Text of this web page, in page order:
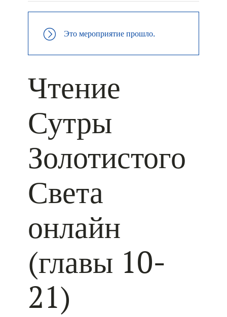
Это мероприятие прошло.
Чтение
Сутры
Золотистого
Света
онлайн
(главы 10-
21)